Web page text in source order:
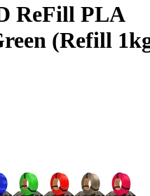
ReFill PLA
(Refill